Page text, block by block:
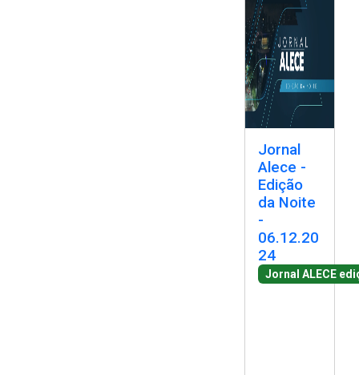
Jornal
Alece -
Edição
da Noite
-
06.12.20
24
Jornal ALECE